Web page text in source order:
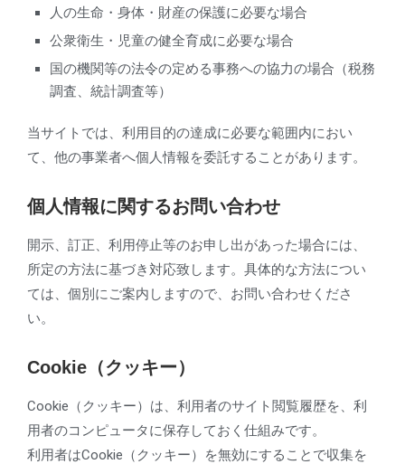
人の生命・身体・財産の保護に必要な場合
公衆衛生・児童の健全育成に必要な場合
国の機関等の法令の定める事務への協力の場合（税務
調査、統計調査等）
当サイトでは、利用目的の達成に必要な範囲内におい
て、他の事業者へ個人情報を委託することがあります。
個人情報に関するお問い合わせ
開示、訂正、利用停止等のお申し出があった場合には、
所定の方法に基づき対応致します。具体的な方法につい
ては、個別にご案内しますので、お問い合わせくださ
い。
Cookie（クッキー）
Cookie（クッキー）は、利用者のサイト閲覧履歴を、利
用者のコンピュータに保存しておく仕組みです。
利用者はCookie（クッキー）を無効にすることで収集を